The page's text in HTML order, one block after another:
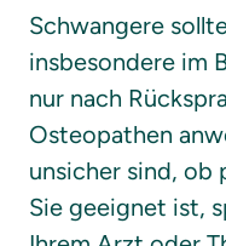
Schwangere
insbesondere im
nur nach
Osteopathen
unsicher sind, ob
Sie geeignet ist,